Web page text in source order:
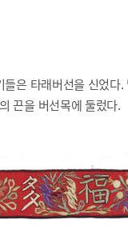
은 타래버선을 신었다
끈을 버선목에 둘렀다.